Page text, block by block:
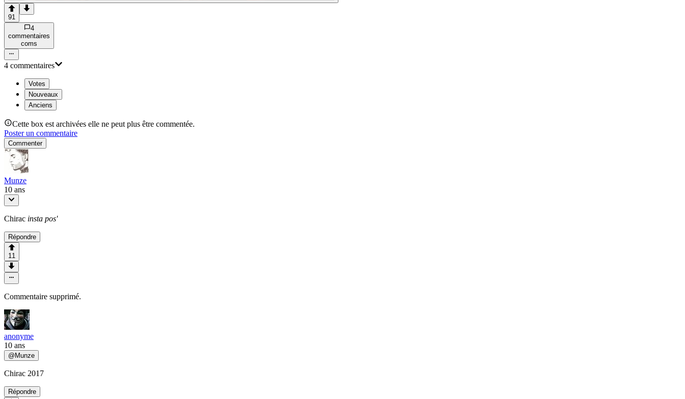
91
4
commentaires
coms
4 commentaires
Votes
Nouveaux
Anciens
Cette box est archivées elle ne peut plus être commentée.
Poster un commentaire
Commenter
Munze
10 ans
Chirac insta pos'
Répondre
11
Commentaire supprimé.
anonyme
10 ans
@Munze
Chirac 2017
Répondre